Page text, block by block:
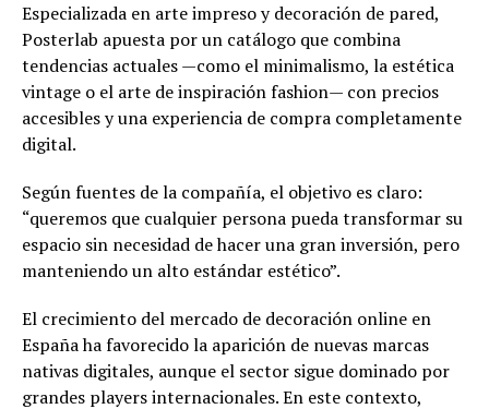
Especializada en arte impreso y decoración de pared,
Posterlab apuesta por un catálogo que combina
tendencias actuales —como el minimalismo, la estética
vintage o el arte de inspiración fashion— con precios
accesibles y una experiencia de compra completamente
digital.
Según fuentes de la compañía, el objetivo es claro:
“queremos que cualquier persona pueda transformar su
espacio sin necesidad de hacer una gran inversión, pero
manteniendo un alto estándar estético”.
El crecimiento del mercado de decoración online en
España ha favorecido la aparición de nuevas marcas
nativas digitales, aunque el sector sigue dominado por
grandes players internacionales. En este contexto,